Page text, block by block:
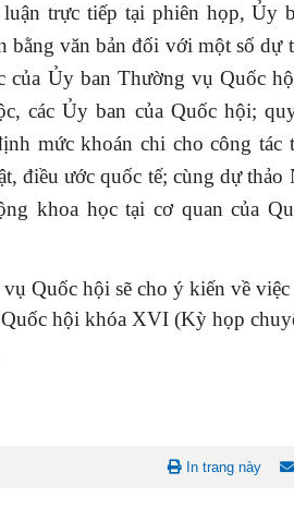
trực tiếp tại phiên họp, Ủy
bằng văn bản đối với một số dự
của Ủy ban Thường vụ Quốc
các Ủy ban của Quốc hội;
mức khoán chi cho công tác
điều ước quốc tế; cùng dự thảo
khoa học tại cơ quan của
Quốc hội sẽ cho ý kiến về
hội khóa XVI (Kỳ họp
In trang này